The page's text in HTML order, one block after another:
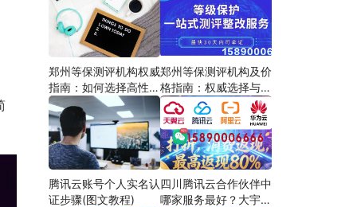
郑州等保测评机构权威
指南：如何选择高性价
比服务商
郑州等保测评机构及价
格指南：权威选择与费
用解析
腾讯云账号个人实名认
证步骤(图文教程)
四川腾讯云合作伙伴中
哪家服务最好？大宇云